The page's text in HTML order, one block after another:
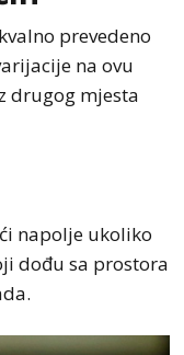
prevedeno
na ovu
drugog mjesta
napolje ukoliko
dođu sa prostora